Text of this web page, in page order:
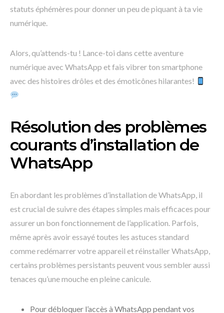
statuts éphémères pour donner un peu de piquant à ta vie
numérique.
Alors, qu’attends-tu ! Lance-toi dans cette aventure
numérique avec WhatsApp et fais vibrer ton smartphone
avec des histoires drôles et des émoticônes hilarantes!
Résolution des problèmes
courants d’installation de
WhatsApp
En abordant les problèmes d’installation de WhatsApp, il
est crucial de suivre des étapes simples mais efficaces pour
assurer un bon fonctionnement de l’application. Parfois,
même après avoir essayé toutes les astuces standard
comme redémarrer votre appareil et réinstaller WhatsApp,
certains problèmes persistants peuvent vous sembler aussi
tenaces qu’une mouche en pleine canicule.
Pour débloquer l’accès à WhatsApp pendant vos